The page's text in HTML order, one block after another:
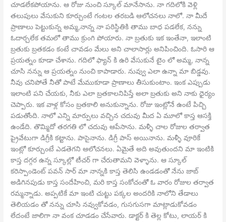
చూడలేకపోయాను. ఆ రోజు నుంచి స్కూల్ మానేసాను. నా గదిలోకి వెళ్లి
తలుపులు వేసుకుని కూర్చుంటే గంటల తరబడి ఆలోచనలు నాలో. నా మీదే
ప్రాణాలు పెట్టుకున్న అమ్మ,నాన్న నా పరిస్థితికి తాము బాధ పడలేక, నన్ను
ఓదార్చలేక తమలో తాము క్రుంగి పోయారు. నా బ్రతుకు ఇక ఇంతేనా, ఇలాంటి
బ్రతుకు బ్రతకడం కంటే చావడం మేలు అని చాలాసార్లు అనిపించింది. ఓసారి ఆ
ప్రయత్నం కూడా చేశాను. గదిలో ఫ్యాన్ కి ఉరి వేసుకునే టైం లో అమ్మ, నాన్న
చూసి నన్ను ఆ ప్రయత్నం నుంచి కాపాడారు. నువ్వు ఎలా ఉన్నా మా బిడ్డవు.
నీవు చనిపోతే నీతో పాటే మేముకూడా ప్రాణాలు తీసుకుంటాం. ఇంక ఎప్పుడు
ఇలాంటి పని చేయకు, నీకు ఎలా బ్రతకాలనిపిస్తే అలా బ్రతుకు అని నాకు ధైర్యం
చెప్పారు. ఇక వాళ్ల కోసం బ్రతకాలి అనుకున్నాను. రోజు ఇంట్లోనే ఉంటే పిచ్చి
పడుతోంది. నాలో ఎన్ని మార్పులు వచ్చిన చదువు మీద ఏ మూలో కాస్త ఆసక్తి
ఉండేది. తొమ్మిదో తరగతి లో చదువు ఆపేసాను. మళ్ళీ చాల రోజుల తర్వాత
ప్రైవేటుగా డిగ్రీకి కట్టాను. పాసైనాను. డిగ్రీ పాస్ అయినాను. మళ్ళీ వూరికే
ఇంట్లో కూర్చుంటే ఎడతెగని ఆలోచనలు. ఏమైతే అది అవుతుందని మా ఇంటికి
కాస్త దగ్గర ఉన్న స్కూల్లో టీచర్ గా చేరుతామని వెళ్ళాను. ఆ స్కూల్
కరెస్పాండెంట్ పవన్ సార్ మా నాన్నకి కాస్త తెలిసి ఉండడంతో నేను జాబ్
అడిగినపుడు కాస్త సందేహించి, మరి కాస్త సంకోచంతో ఓ వారం రోజుల తర్వాత
రమ్మన్నాడు. అప్పటికే మా ఇంటి చుట్టు పక్కల అందరికి నాలోని తేడాలు
తెలియడం తో నన్ను చూసి నవ్వుకోవడం, గుసగుసగా మాట్లాడుకోవడం
లేదంటే జాలిగా నా వంక చూడడం చేసేవారు. డాక్టర్ కి తెల్ల కోటు, లాయర్ కి